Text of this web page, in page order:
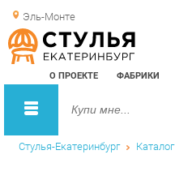
Эль-Монте
О ПРОЕКТЕ ФАБРИКИ
Стулья-Екатеринбург Каталог